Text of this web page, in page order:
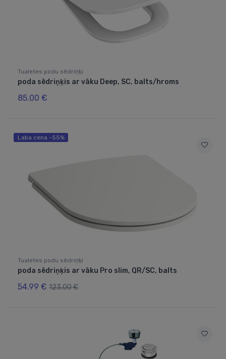
Tualetes podu sēdriņķi
poda sēdriņķis ar vāku Deep, SC, balts/hroms
85.00 €
Laba cena -55%
Tualetes podu sēdriņķi
poda sēdriņķis ar vāku Pro slim, QR/SC, balts
54.99 € 123.00 €